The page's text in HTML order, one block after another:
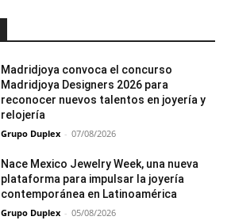
Madridjoya convoca el concurso
Madridjoya Designers 2026 para
reconocer nuevos talentos en joyería y
relojería
Grupo Duplex - 07/08/2026
Nace Mexico Jewelry Week, una nueva
plataforma para impulsar la joyería
contemporánea en Latinoamérica
Grupo Duplex - 05/08/2026